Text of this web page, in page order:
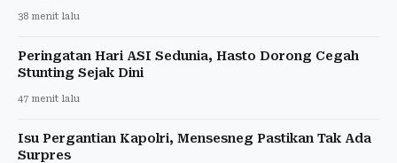
38 menit lalu
Peringatan Hari ASI Sedunia, Hasto Dorong Cegah
Stunting Sejak Dini
47 menit lalu
Isu Pergantian Kapolri, Mensesneg Pastikan Tak Ada
Surpres